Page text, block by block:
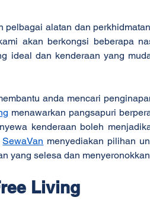
alatan dan
akan berkongsi beberapa
ideal dan kenderaan yang
anda mencari
menawarkan pangsapuri
kenderaan boleh
SewaVan menyediakan pilihan
yang selesa dan
Living